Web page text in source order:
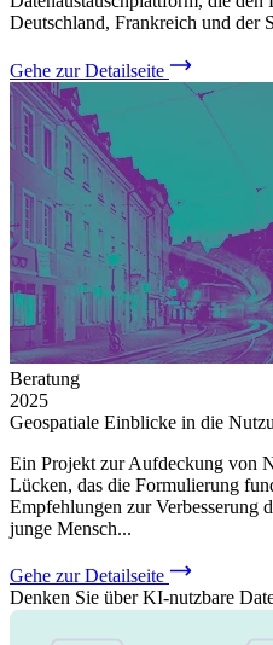
Deutschland, Frankreich und der
Gehe zur Detailseite
Beratung
2025
Geospatiale Einblicke in die
Ein Projekt zur Aufdeckung von
Lücken, das die Formulierung
Empfehlungen zur Verbesserung
junge Mensch...
Gehe zur Detailseite
Denken Sie über KI-nutzbare